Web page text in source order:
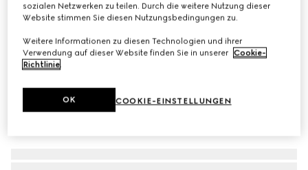
sozialen Netzwerken zu teilen. Durch die weitere Nutzung dieser
Website stimmen Sie diesen Nutzungsbedingungen zu.
Weitere Informationen zu diesen Technologien und ihrer
Verwendung auf dieser Website finden Sie in unserer Cookie-
Richtlinie.
COOKIE-EINSTELLUNGEN
OK